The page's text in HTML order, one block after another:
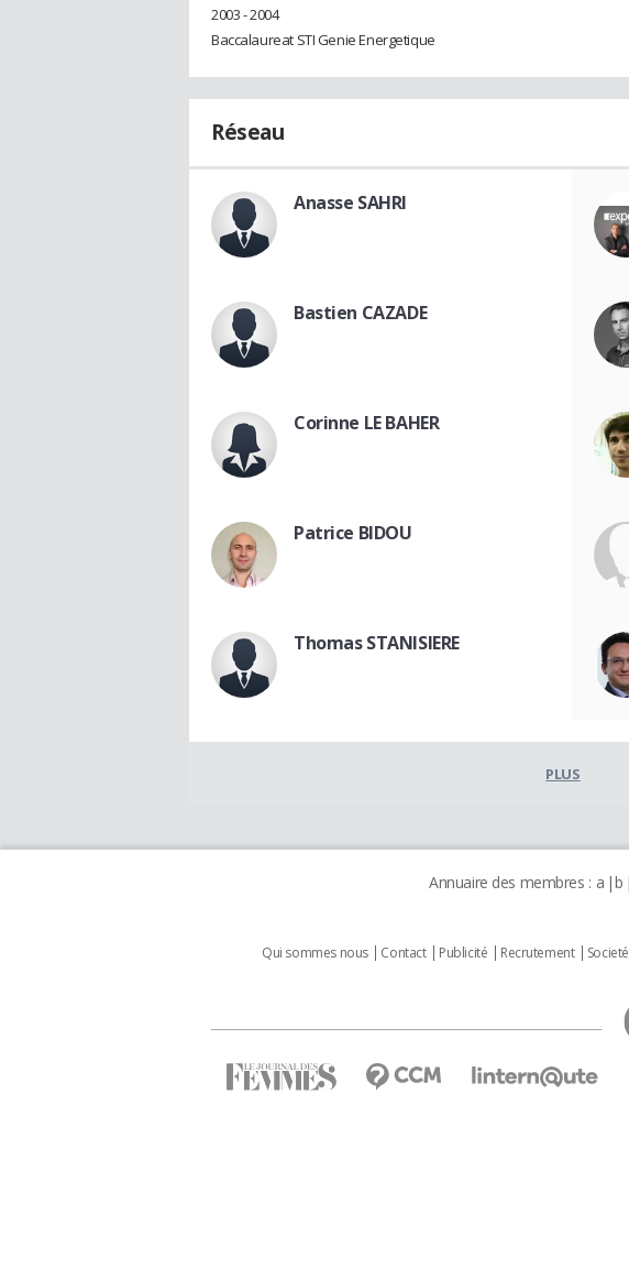
2003 - 2004
Baccalaureat STI Genie Energetique
Réseau
Anasse SAHRI
Bastien CAZADE
Corinne LE BAHER
Patrice BIDOU
Thomas STANISIERE
PLUS
Annuaire des membres : a b
Qui sommes nous Contact Publicité Recrutement Societé